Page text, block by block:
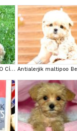
KAHVE TONLU MALTİPOO CİNSİ YAVRULAR